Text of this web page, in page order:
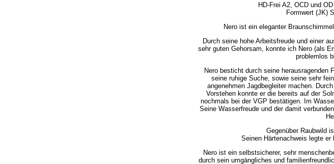
HD-Frei A2, OCD und
Formwert (JK)
Nero ist ein eleganter
Durch seine hohe Arbeitsfreude und einer
sehr guten Gehorsam, konnte ich Nero (als
problemlos
Nero besticht durch seine herausragenden
seine ruhige Suche, sowie seine sehr
angenehmen Jagdbegleiter machen.
Vorstehen konnte er die bereits auf der
nochmals bei der VGP bestätigen. Im
Seine Wasserfreude und der damit
Gegenüber Raubwild
Seinen Härtenachweis legte
Nero ist ein selbstsicherer, sehr
durch sein umgängliches und